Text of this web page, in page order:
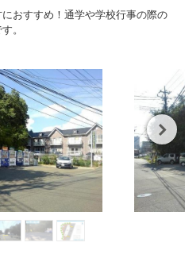
おすすめ！通学や学校行事の際の
。